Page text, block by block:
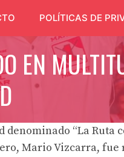
POLÍTICAS DE
EN
“La Ruta
Mario Vizcarra, fue